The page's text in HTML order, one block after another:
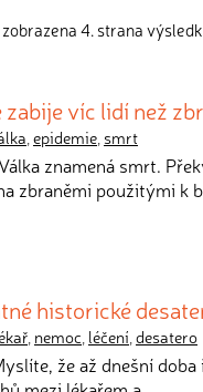
4. strana
zabije víc lidí než
,epidemie, smrt
znamená smrt.
zbraněmi použitými k
historické
, nemoc, léčení,desatero
že až dnešní